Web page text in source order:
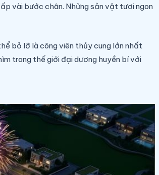
vài bước chân. Những sản vật tươi ngon
bỏ lỡ là công viên thủy cung lớn nhất
trong thế giới đại dương huyền bí với